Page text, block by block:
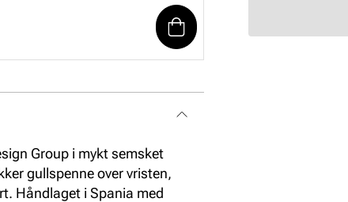
Group i mykt semsket
gullspenne over vristen,
Håndlaget i Spania med